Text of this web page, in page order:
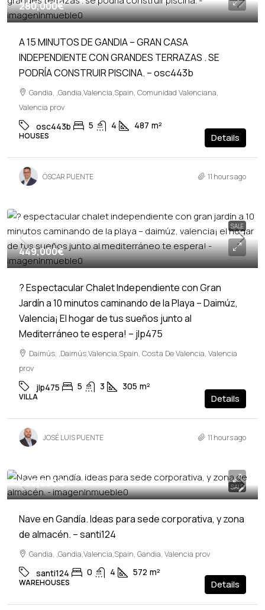
280,000€
A 15 MINUTOS DE GANDIA – GRAN CASA
INDEPENDIENTE CON GRANDES TERRAZAS . SE
PODRÍA CONSTRUIR PISCINA. – osc443b
Gandia, ,Gandia,Valencia,Spain, Comunidad Valenciana,
Valencia prov
osc443b 5 4 487 m²
HOUSES Details
ÓSCAR PUENTE 11 hours ago
SALE
449,000€
? Espectacular Chalet Independiente con Gran
Jardín a 10 minutos caminando de la Playa – Daimúz,
Valencia¡ El hogar de tus sueños junto al
Mediterráneo te espera! – jlp475
Daimús, ,Daimús,Valencia,Spain, Costa De Valencia, Valencia
prov
jlp475 5 3 305 m²
VILLA Details
JOSÉ LUIS PUENTE 11 hours ago
SALE
680,000€
Nave en Gandía. Ideas para sede corporativa, y zona
de almacén. – santi124
Gandia, ,Gandia,Valencia,Spain, Gandia, Valencia prov
santi124 0 4 572 m²
WAREHOUSES Details